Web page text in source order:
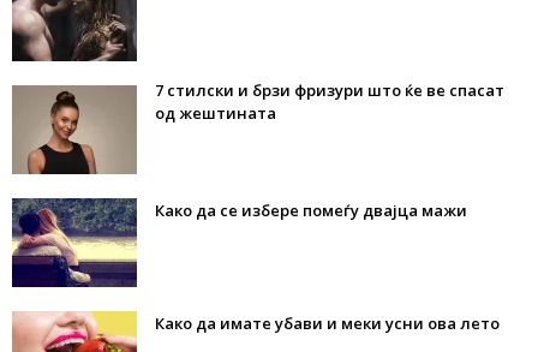
7 стилски и брзи фризури што ќе ве спасат
од жештината
Како да се избере помеѓу двајца мажи
Како да имате убави и меки усни ова лето